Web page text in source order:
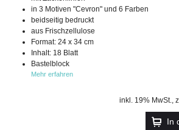
in 3 Motiven "Cevron" und 6 Farben
beidseitig bedruckt
aus Frischzellulose
Format: 24 x 34 cm
Inhalt: 18 Blatt
Bastelblock
Mehr erfahren
inkl. 19% MwSt.
In